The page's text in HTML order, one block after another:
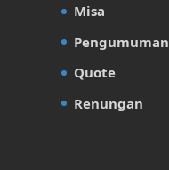
Misa
Pengumuman
Quote
Renungan